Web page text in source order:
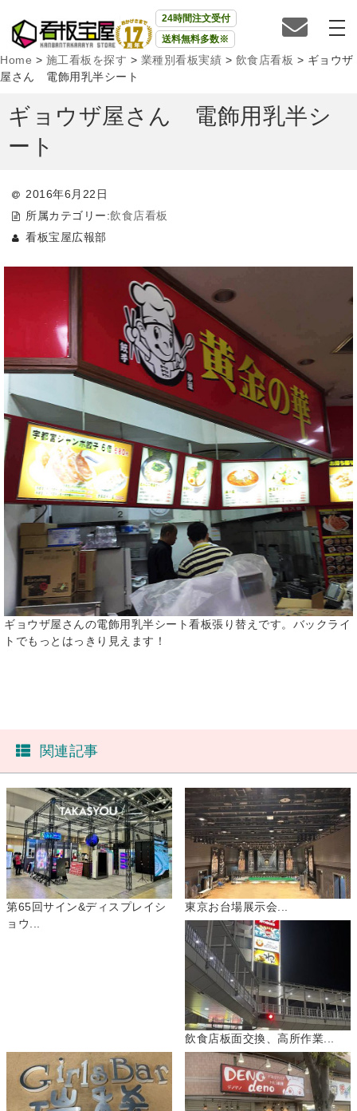
24時間注文受付
送料無料多数※
Home > 施工看板を探す > 業種別看板実績 > 飲食店看板 > ギョウザ
屋さん 電飾用乳半シート
ギョウザ屋さん 電飾用乳半シ
ート
2016年6月22日
所属カテゴリー:飲食店看板
看板宝屋広報部
ギョウザ屋さんの電飾用乳半シート看板張り替えです。バックライ
トでもっとはっきり見えます！
関連記事
第65回サイン&ディスプレイシ
ョウ...
東京お台場展示会...
飲食店板面交換、高所作業...